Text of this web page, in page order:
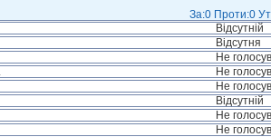
За:0 Проти:0
Відсутній
Відсутня
Не
Не
Не
Відсутній
Не
Не